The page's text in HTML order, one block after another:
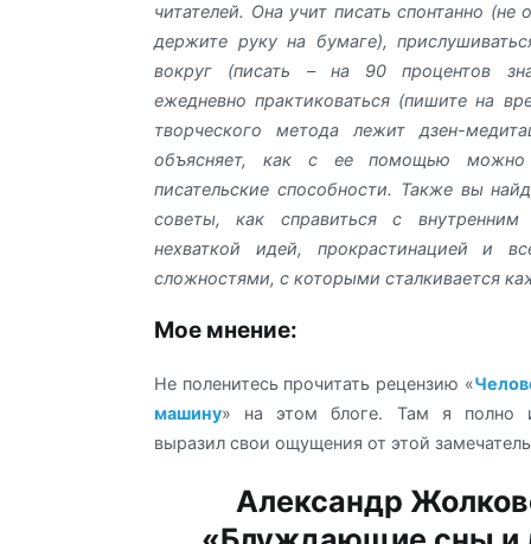
читателей. Она учит писать спонтанно (не
держите руку на бумаге),
вокруг (писать – на 90 процентов
ежедневно практиковаться (пишите на
творческого метода лежит дзен-
объясняет, как с ее помощью можно
писательские способности. Также вы
советы, как справиться с внутренним
нехваткой идей, прокрастинацией и
сложностями, с которыми сталкивается
Мое мнение:
Не поленитесь прочитать рецензию «
машину» на этом блоге. Там я полно
выразил свои ощущения от этой
Александр